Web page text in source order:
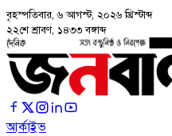
বৃহস্পতিবার, ৬ আগস্ট, ২০২৬ খ্রিস্টাব্দ
২২শে শ্রাবণ, ১৪৩৩ বঙ্গাব্দ
আর্কাইভ